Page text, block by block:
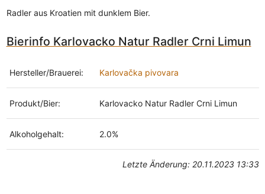
Radler aus Kroatien mit dunklem Bier.
Bierinfo Karlovacko Natur Radler Crni Limun
Hersteller/Brauerei: Karlovačka pivovara
Produkt/Bier: Karlovacko Natur Radler Crni Limun
Alkoholgehalt: 2.0%
Letzte Änderung: 20.11.2023 13:33